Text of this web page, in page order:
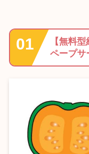
【無料
ペープサ